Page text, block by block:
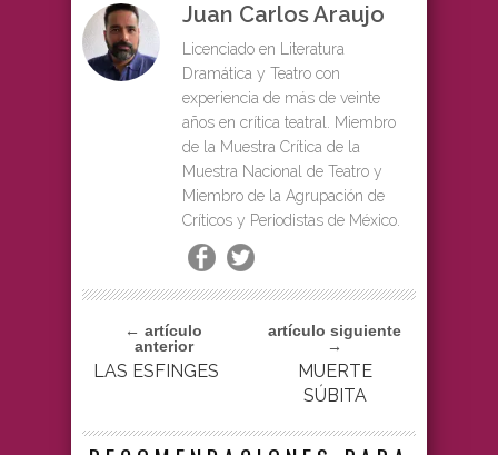
Juan Carlos Araujo
Licenciado en Literatura
Dramática y Teatro con
experiencia de más de veinte
años en crítica teatral. Miembro
de la Muestra Crítica de la
Muestra Nacional de Teatro y
Miembro de la Agrupación de
Críticos y Periodistas de México.
← artículo
anterior
LAS ESFINGES
artículo siguiente
→
MUERTE
SÚBITA